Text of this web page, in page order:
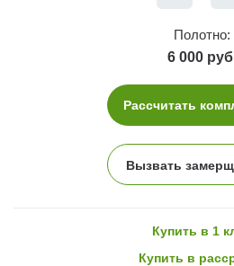
Полотно:
6 000 руб
Рассчитать
Вызвать
Купить в 1
Купить в